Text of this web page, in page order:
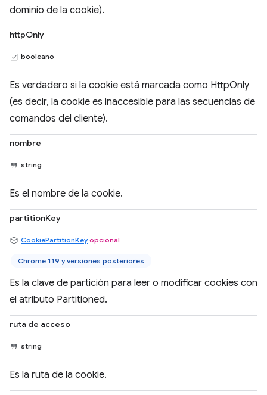
dominio de la cookie).
httpOnly
booleano
Es verdadero si la cookie está marcada como HttpOnly
(es decir, la cookie es inaccesible para las secuencias de
comandos del cliente).
nombre
string
Es el nombre de la cookie.
partitionKey
CookiePartitionKey opcional
Chrome 119 y versiones posteriores
Es la clave de partición para leer o modificar cookies con
el atributo Partitioned.
ruta de acceso
string
Es la ruta de la cookie.